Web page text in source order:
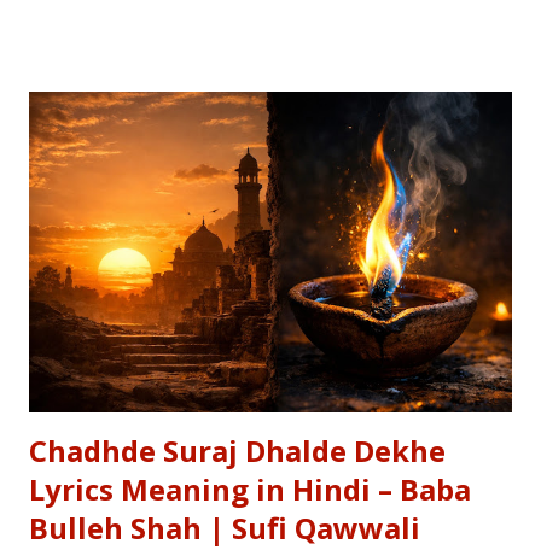
अपनी इच्छा से विद्रोह किया और इतिहास बदल दिया, ठीक वैसे ही जैसे हमने कुछ
औरतों की विद्रोही कहानियों में पढ़ा है। Exam Relevance (UPSC / NET
/ Academic) विषय: 1857 का स्वतंत्रता संग्राम (History) साहित्य: वीर रस
और राष्ट्रीय सांस्कृतिक काव्यधारा (Hindi Literature) महत्व: ...
Chadhde Suraj Dhalde Dekhe
Lyrics Meaning in Hindi – Baba
Bulleh Shah | Sufi Qawwali